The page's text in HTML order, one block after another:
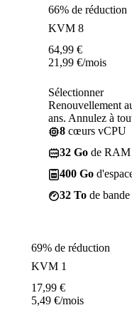
66% de réduction
KVM 8
64,99 €
21,99 €/mois
Sélectionner
Renouvellement
ans. Annulez à
8 cœurs vCPU
32 Go de RAM
400 Go
32 To de bande
69% de réduction
KVM 1
17,99 €
5,49 €/mois